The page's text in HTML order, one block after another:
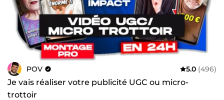
POV 5.0 (496)
Je vais réaliser votre publicité UGC ou micro-
trottoir